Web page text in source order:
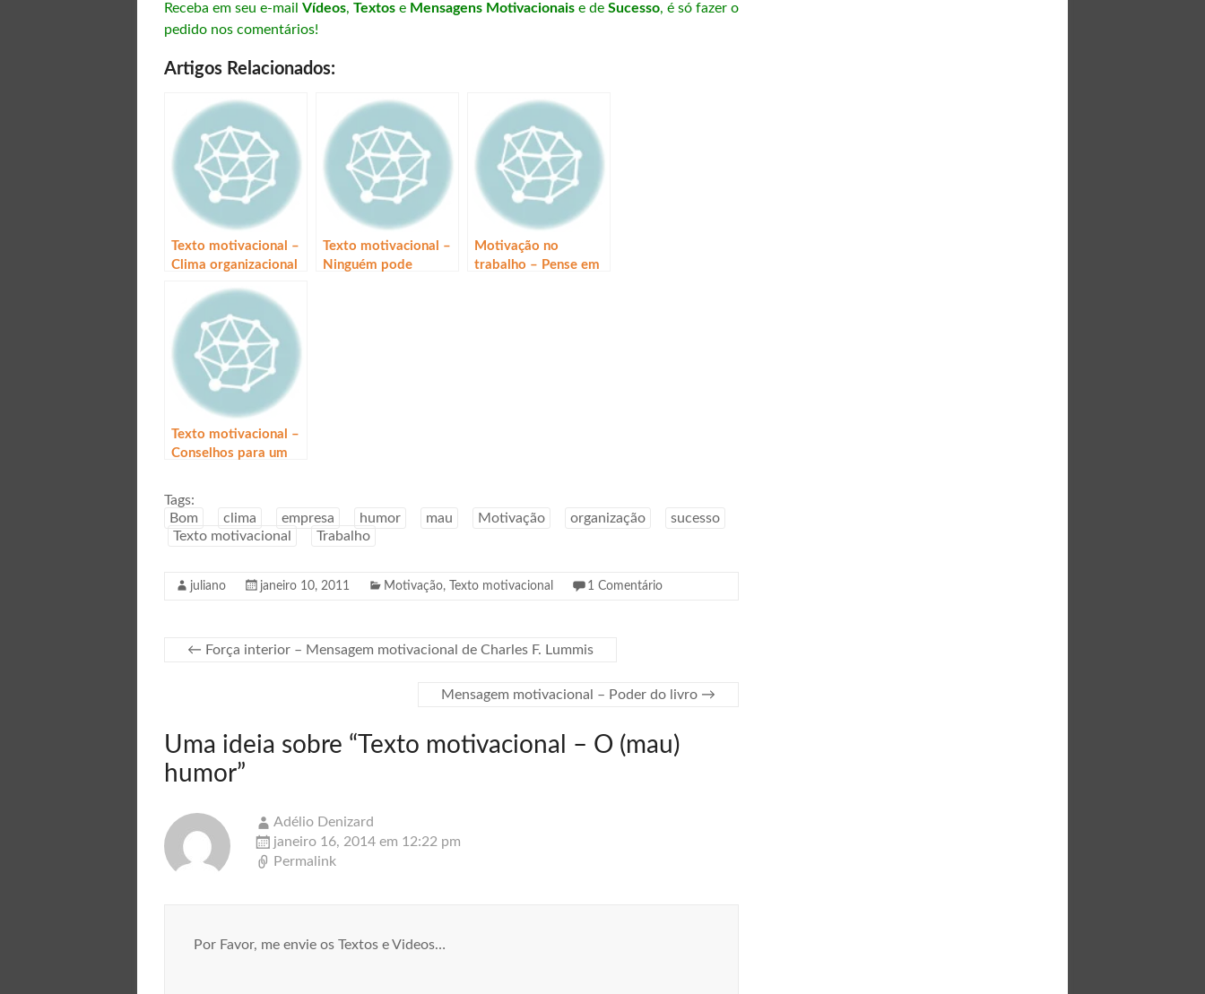
Receba em seu e-mail Vídeos, Textos e Mensagens Motivacionais e de Sucesso, é só fazer o
pedido nos comentários!
Artigos Relacionados:
Texto motivacional –
Clima organizacional
Texto motivacional –
Ninguém pode
Motivação no
trabalho – Pense em
Texto motivacional –
Conselhos para um
Tags:
Bom
clima empresa humor mau Motivação organização
sucesso
Texto motivacional
Trabalho
juliano janeiro 10, 2011 Motivação, Texto motivacional 1 Comentário
← Força interior – Mensagem motivacional de Charles F. Lummis
Mensagem motivacional – Poder do livro →
Uma ideia sobre “ Texto motivacional – O (mau)
humor”
Adélio Denizard
janeiro 16, 2014 em 12:22 pm
Permalink
Por Favor, me envie os Textos e Videos…